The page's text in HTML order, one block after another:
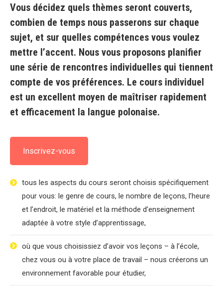
Vous décidez quels thèmes seront couverts,
combien de temps nous passerons sur chaque
sujet, et sur quelles compétences vous voulez
mettre l’accent. Nous vous proposons planifier
une série de rencontres individuelles qui tiennent
compte de vos préférences. Le cours individuel
est un excellent moyen de maîtriser rapidement
et efficacement la langue polonaise.
Inscrivez-vous
tous les aspects du cours seront choisis spécifiquement
pour vous: le genre de cours, le nombre de leçons, l’heure
et l’endroit, le matériel et la méthode d’enseignement
adaptée à votre style d’apprentissage,
où que vous choisissiez d’avoir vos leçons – à l’école,
chez vous ou à votre place de travail – nous créerons un
environnement favorable pour étudier,